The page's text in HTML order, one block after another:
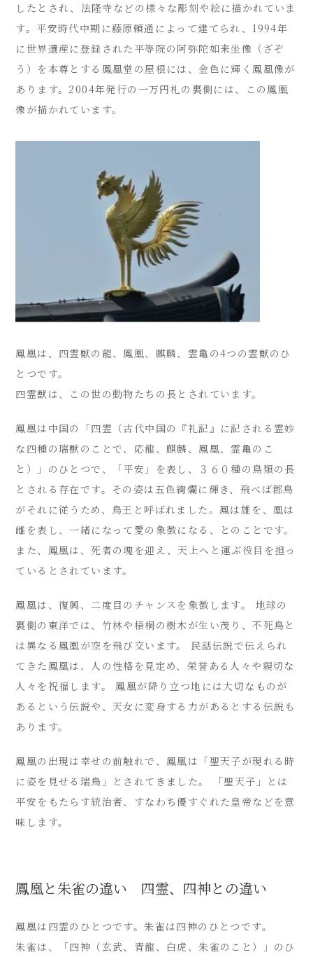
したとされ、法隆寺などの様々な彫刻や絵に描かれていま
す。平安時代中期に藤原頼通によって建てられ、1994年
に世界遺産に登録された平等院の阿弥陀如来坐像（ざぞ
う）を本尊とする鳳凰堂の屋根には、金色に輝く鳳凰像が
あります。2004年発行の一万円札の裏側には、この鳳凰
像が描かれています。
鳳凰は、四霊獣の龍、鳳凰、麒麟、霊亀の4つの霊獣のひ
とつです。
四霊獣は、この世の動物たちの長とされています。
鳳凰は中国の「四霊（古代中国の『礼記』に記される霊妙
な四種の瑞獣のことで、応龍、麒麟、鳳凰、霊亀のこ
と）」のひとつで、「平安」を表し、３６０種の鳥類の長
とされる存在です。その姿は五色絢爛に輝き、飛べば郡鳥
がそれに従うため、鳥王と呼ばれました。鳳は雄を、凰は
雌を表し、一緒になって愛の象徴になる、とのことです。
また、鳳凰は、死者の魂を迎え、天上へと運ぶ役目を担っ
ているとされています。
鳳凰は、復興、二度目のチャンスを象徴します。 地球の
裏側の東洋では、竹林や梧桐の樹木が生い茂り、不死鳥と
は異なる鳳凰が空を飛び交います。 民話伝説で伝えられ
てきた鳳凰は、人の性格を見定め、栄誉ある人々や親切な
人々を祝福します。 鳳凰が降り立つ地には大切なものが
あるという伝説や、天女に変身する力があるとする伝説も
あります。
鳳凰の出現は幸せの前触れで、鳳凰は「聖天子が現れる時
に姿を見せる瑞鳥」とされてきました。 「聖天子」とは
平安をもたらす統治者、すなわち優すぐれた皇帝などを意
味します。
鳳凰と朱雀の違い 四霊、四神との違い
鳳凰は四霊のひとつです。朱雀は四神のひとつです。
朱雀は、「四神（玄武、青龍、白虎、朱雀のこと）」のひ